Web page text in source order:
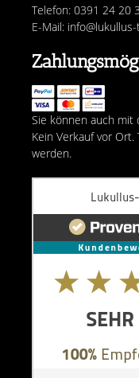
Telefon: 0391 24 20
E-Mail:
Sie können auch mit
Kein Verkauf vor
werden.